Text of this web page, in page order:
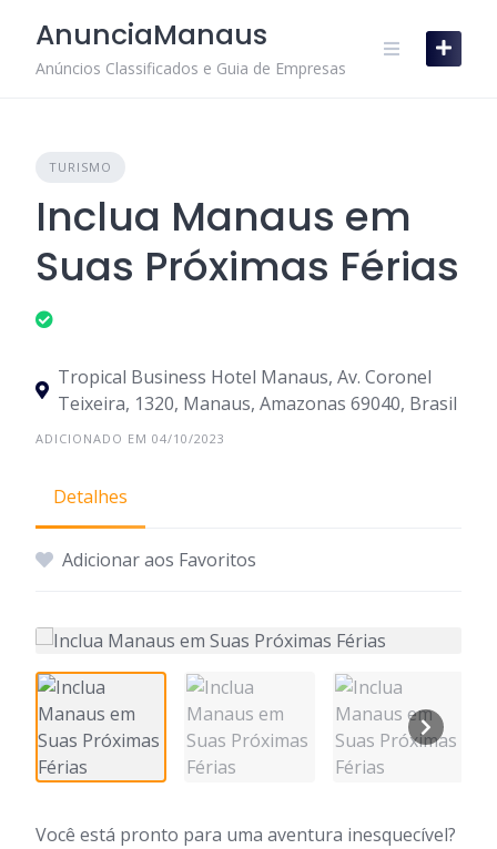
content
AnunciaManaus
Anúncios Classificados e Guia de Empresas
TURISMO
Inclua Manaus em
Suas Próximas Férias
Tropical Business Hotel Manaus, Av. Coronel
Teixeira, 1320, Manaus, Amazonas 69040, Brasil
ADICIONADO EM 04/10/2023
Detalhes
Adicionar aos Favoritos
Você está pronto para uma aventura inesquecível?